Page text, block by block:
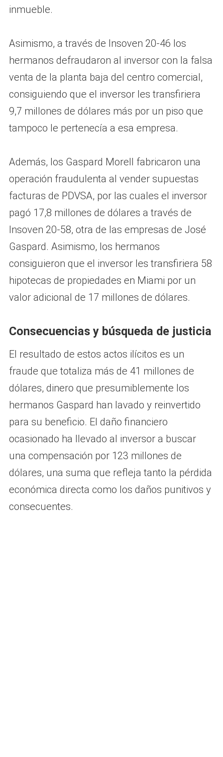
inmueble.
Asimismo, a través de Insoven 20-46 los
hermanos defraudaron al inversor con la falsa
venta de la planta baja del centro comercial,
consiguiendo que el inversor les transfiriera
9,7 millones de dólares más por un piso que
tampoco le pertenecía a esa empresa.
Además, los Gaspard Morell fabricaron una
operación fraudulenta al vender supuestas
facturas de PDVSA, por las cuales el inversor
pagó 17,8 millones de dólares a través de
Insoven 20-58, otra de las empresas de José
Gaspard. Asimismo, los hermanos
consiguieron que el inversor les transfiriera 58
hipotecas de propiedades en Miami por un
valor adicional de 17 millones de dólares.
Consecuencias y búsqueda de justicia
El resultado de estos actos ilícitos es un
fraude que totaliza más de 41 millones de
dólares, dinero que presumiblemente los
hermanos Gaspard han lavado y reinvertido
para su beneficio. El daño financiero
ocasionado ha llevado al inversor a buscar
una compensación por 123 millones de
dólares, una suma que refleja tanto la pérdida
económica directa como los daños punitivos y
consecuentes.